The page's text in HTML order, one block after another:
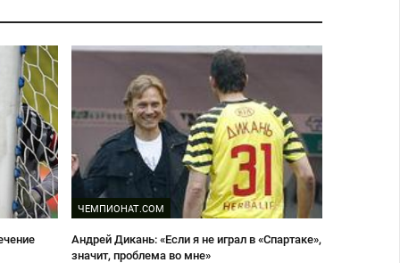
ЧЕМПИОНАТ.COM
Андрей Дикань: «Если я не играл в «Спартаке»,
значит, проблема во мне»